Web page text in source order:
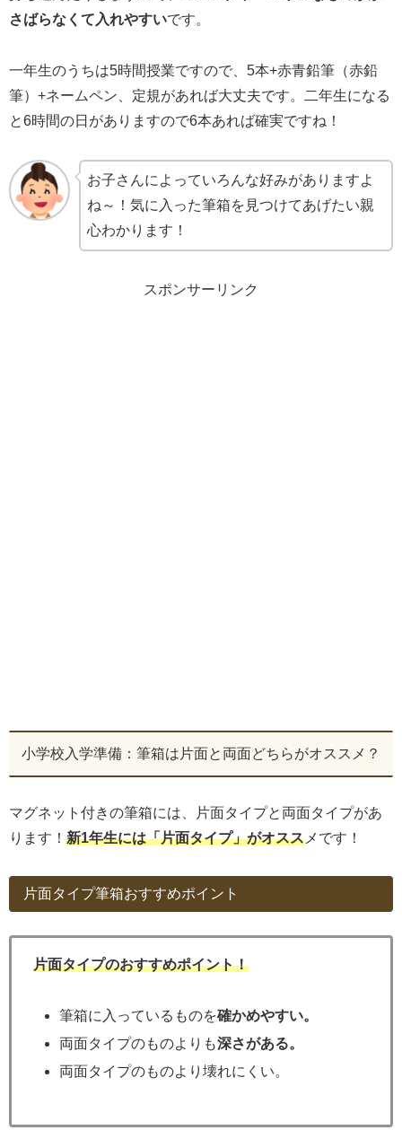
さばらなくて入れやすいです。
一年生のうちは5時間授業ですので、5本+赤青鉛筆（赤鉛
筆）+ネームペン、定規があれば大丈夫です。二年生になる
と6時間の日がありますので6本あれば確実ですね！
お子さんによっていろんな好みがありますよ
ね～！気に入った筆箱を見つけてあげたい親
心わかります！
スポンサーリンク
小学校入学準備：筆箱は片面と両面どちらがオススメ？
マグネット付きの筆箱には、片面タイプと両面タイプがあ
ります！ 新1年生には「片面タイプ」がオスス メです！
片面タイプ筆箱おすすめポイント
片面タイプのおすすめポイント！
筆箱に入っているものを確かめやすい。
両面タイプのものよりも深さがある。
両面タイプのものより壊れにくい。